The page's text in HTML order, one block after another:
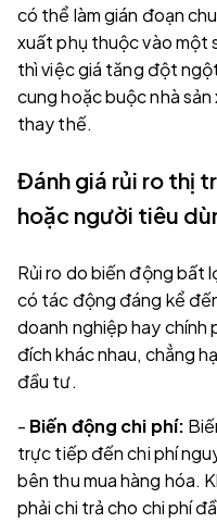
có thể làm gián đoạn
xuất phụ thuộc vào một
thì việc giá tăng đột
cung hoặc buộc nhà
thay thế.
Đánh giá rủi ro thị
hoặc người tiêu
Rủi ro do biến động bất
có tác động đáng kể
doanh nghiệp hay chính
đích khác nhau, chẳng
đầu tư.
- Biến động chi phí:
trực tiếp đến chi phí
bên thu mua hàng hóa.
phải chi trả cho chi phí